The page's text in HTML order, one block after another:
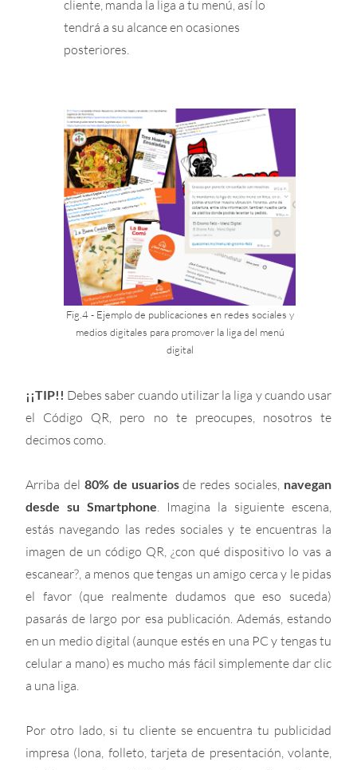
cliente, manda la liga a tu menú, así lo
tendrá a su alcance en ocasiones
posteriores.
Fig.4 - Ejemplo de publicaciones en redes sociales y
medios digitales para promover la liga del menú
digital
¡¡TIP!! Debes saber cuando utilizar la liga y cuando usar
el Código QR, pero no te preocupes, nosotros te
decimos como.
Arriba del 80% de usuariosde redes sociales, navegan
desde su Smartphone. Imagina la siguiente escena,
estás navegando las redes sociales y te encuentras la
imagen de un código QR, ¿con qué dispositivo lo vas a
escanear?, a menos que tengas un amigo cerca y le pidas
el favor (que realmente dudamos que eso suceda)
pasarás de largo por esa publicación. Además, estando
en un medio digital (aunque estés en una PC y tengas tu
celular a mano) es mucho más fácil simplemente dar clic
a una liga.
Por otro lado, si tu cliente se encuentra tu publicidad
impresa (lona, folleto, tarjeta de presentación, volante,